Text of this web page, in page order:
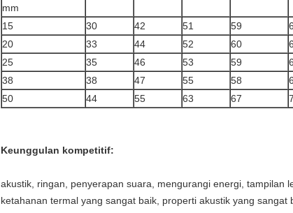
mm
15
30 42 51 59
20
33 44 52 60
25
35 46 53 59
38
38 47 55 58
50
44 55 63 67
Keunggulan kompetitif:
akustik, ringan, penyerapan suara, mengurangi energi, tampilan
ketahanan termal yang sangat baik, properti akustik yang sangat